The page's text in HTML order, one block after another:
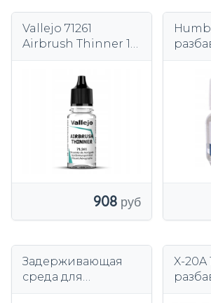
Vallejo 71261
Airbrush Thinner 18
908
Задерживающая
среда для
X-20A